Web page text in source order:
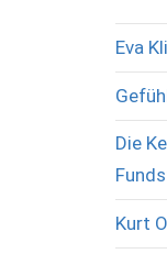
Eva
Die
Kurt